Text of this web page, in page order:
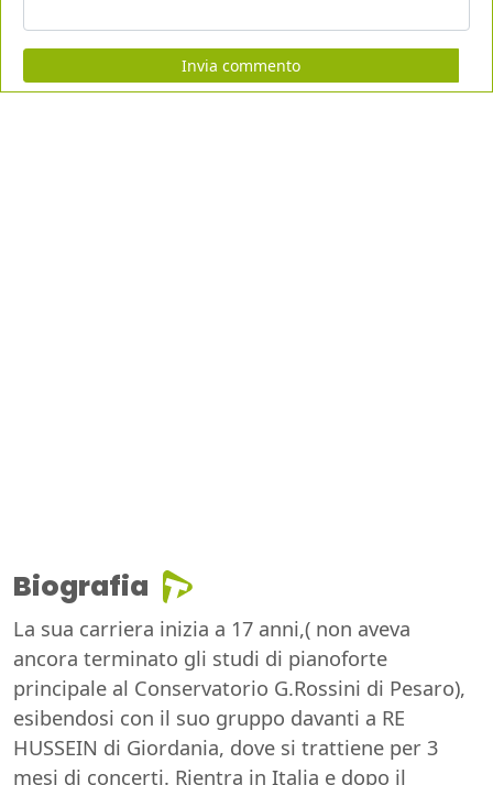
Invia commento
Biografia
La sua carriera inizia a 17 anni,( non aveva
ancora terminato gli studi di pianoforte
principale al Conservatorio G.Rossini di Pesaro),
esibendosi con il suo gruppo davanti a RE
HUSSEIN di Giordania, dove si trattiene per 3
mesi di concerti. Rientra in Italia e dopo il